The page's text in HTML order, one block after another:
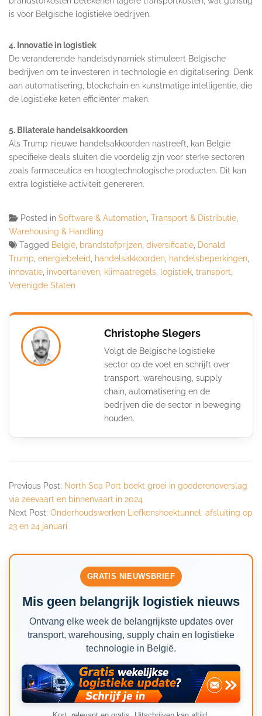
is voor Belgische logistieke bedrijven.
4. Innovatie in logistiek
De veranderende handelsdynamiek stimuleert Belgische
bedrijven om te investeren in technologie en digitalisering. Denk
aan automatisering, blockchain en kunstmatige intelligentie, die
de logistieke keten efficiënter maken.
5. Bilaterale handelsakkoorden
Als Trump nieuwe handelsakkoorden nastreeft, kan België
specifieke deals sluiten die voordelig zijn voor sterke sectoren
zoals farmaceutica en hoogtechnologische producten. Dit kan
extra logistieke activiteit genereren.
Posted in Software & Automation Transport & Distributie
Warehousing & Handling
Tagged België brandstofprijzen diversificatie Donald
Trump energiebeleid handelsakkoorden handelsbeperkingen
innovatie invoertarieven klimaatregels logistiek transport
Verenigde Staten
Christophe Slegers
Volgt de Belgische logistieke
sector op de voet en schrijft over
transport, warehousing, supply
chain, automatisering en de
bedrijven die de sector in beweging
houden.
Previous Post: North Sea Port boekt groei in goederenoverslag
via zeevaart en binnenvaart in 2024
Next Post: Onderhoudswerken Liefkenshoektunnel: afsluiting op
23 en 24 januari
GRATIS NIEUWSBRIEF
Mis geen belangrijk logistiek nieuws
Ontvang elke week de belangrijkste updates over
transport, warehousing, supply chain en logistieke
technologie in België.